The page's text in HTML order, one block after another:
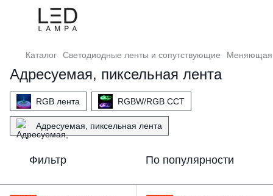
Каталог Светодиодные ленты и сопутствующие Меняющая
Адресуемая, пиксельная лента
RGB лента RGBW/RGB CCT
Адресуемая, пиксельная лента
Фильтр По популярности